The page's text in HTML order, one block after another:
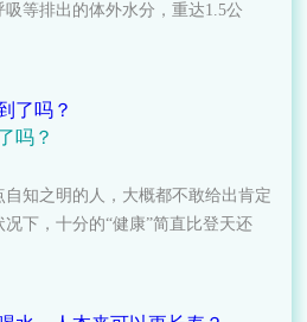
等排出的体外水分，重达1.5公
吗？
知之明的人，大概都不敢给出肯定
下，十分的“健康”简直比登天还